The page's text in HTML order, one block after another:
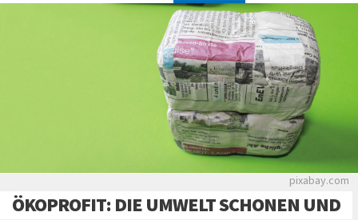
pixabay.com
ÖKOPROFIT: DIE UMWELT SCHONEN UND